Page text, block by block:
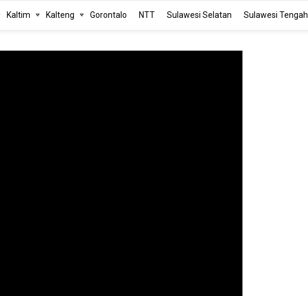
Kaltim Kalteng Gorontalo NTT Sulawesi Selatan Sulawesi Tengah